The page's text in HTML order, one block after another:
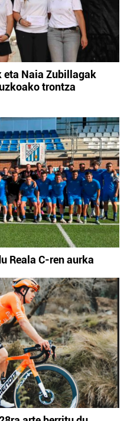
eta Naia Zubillagak
trontza
Reala C-ren aurka